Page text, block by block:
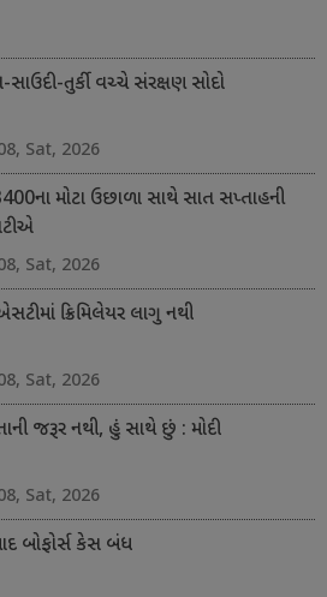
સાઉદી-તુર્કી વચ્ચે સંરક્ષણ સોદો
Sat, 2026
મોટા ઉછાળા સાથે સાત સપ્તાહની
Sat, 2026
ક્રિમિલેયર લાગુ નથી
Sat, 2026
જરૂર નથી, હું સાથે છું : મોદી
Sat, 2026
બોફોર્સ કેસ બંધ